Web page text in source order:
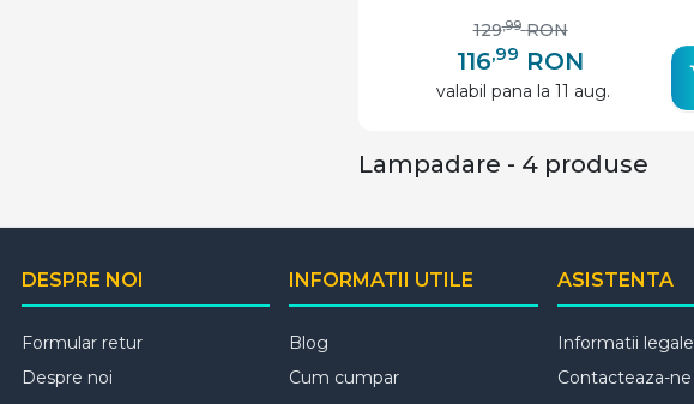
116,99 RON
129,99 RON
valabil pana la 11 aug.
Lampadare - 4 produse
DESPRE NOI
Formular retur
Despre noi
INFORMATII UTILE
Blog
Cum cumpar
ASISTENTA
Informatii legale
Contacteaza-ne